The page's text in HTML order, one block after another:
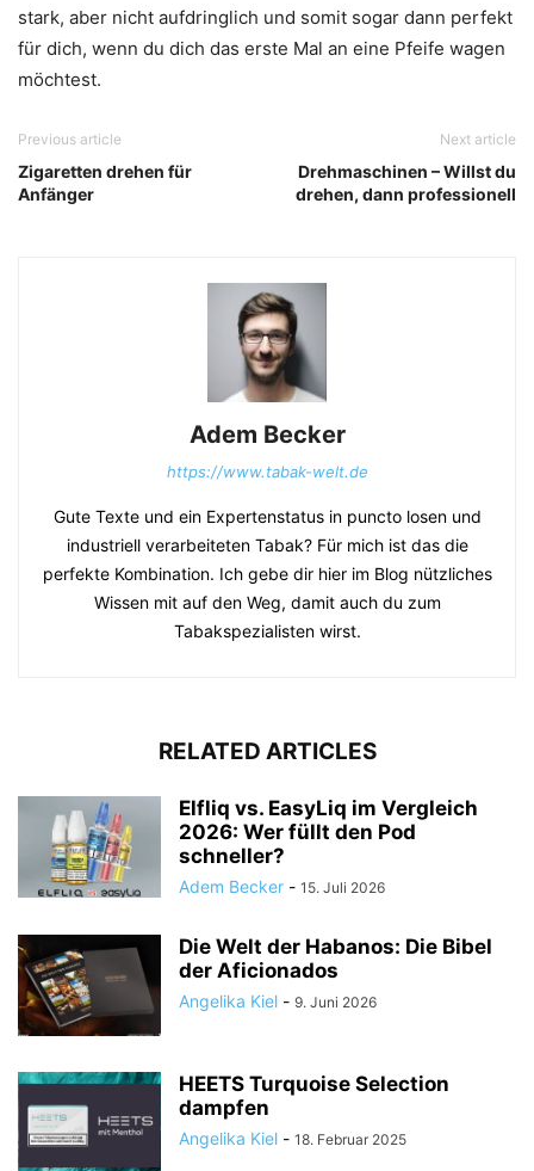
stark, aber nicht aufdringlich und somit sogar dann perfekt
für dich, wenn du dich das erste Mal an eine Pfeife wagen
möchtest.
Previous article
Zigaretten drehen für
Anfänger
Next article
Drehmaschinen – Willst du
drehen, dann professionell
Adem Becker
https://www.tabak-welt.de
Gute Texte und ein Expertenstatus in puncto losen und
industriell verarbeiteten Tabak? Für mich ist das die
perfekte Kombination. Ich gebe dir hier im Blog nützliches
Wissen mit auf den Weg, damit auch du zum
Tabakspezialisten wirst.
RELATED ARTICLES
Elfliq vs. EasyLiq im Vergleich
2026: Wer füllt den Pod
schneller?
Adem Becker - 15. Juli 2026
Die Welt der Habanos: Die Bibel
der Aficionados
Angelika Kiel - 9. Juni 2026
HEETS Turquoise Selection
dampfen
Angelika Kiel - 18. Februar 2025